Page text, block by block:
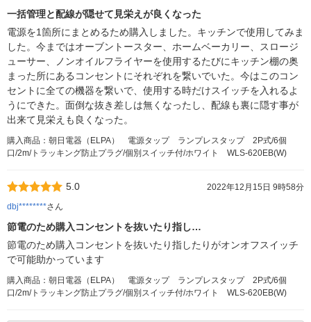
一括管理と配線が隠せて見栄えが良くなった
電源を1箇所にまとめるため購入しました。キッチンで使用してみま
した。今まではオーブントースター、ホームベーカリー、スロージ
ューサー、ノンオイルフライヤーを使用するたびにキッチン棚の奥
まった所にあるコンセントにそれぞれを繋いでいた。今はこのコン
セントに全ての機器を繋いで、使用する時だけスイッチを入れるよ
うにできた。面倒な抜き差しは無くなったし、配線も裏に隠す事が
出来て見栄えも良くなった。
購入商品：朝日電器（ELPA） 電源タップ ランプレスタップ 2P式/6個
口/2m/トラッキング防止プラグ/個別スイッチ付/ホワイト WLS-620EB(W)
5.0
2022年12月15日 9時58分
dbj********さん
節電のため購入コンセントを抜いたり指し…
節電のため購入コンセントを抜いたり指したりがオンオフスイッチ
で可能助かっています
購入商品：朝日電器（ELPA） 電源タップ ランプレスタップ 2P式/6個
口/2m/トラッキング防止プラグ/個別スイッチ付/ホワイト WLS-620EB(W)